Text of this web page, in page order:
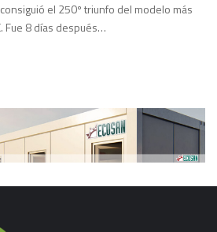
el 250º triunfo del modelo más
Fue 8 días después…